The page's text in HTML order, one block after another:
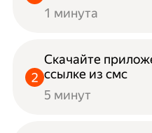
1 минута
Скачайте
ссылке из смс
5 минут